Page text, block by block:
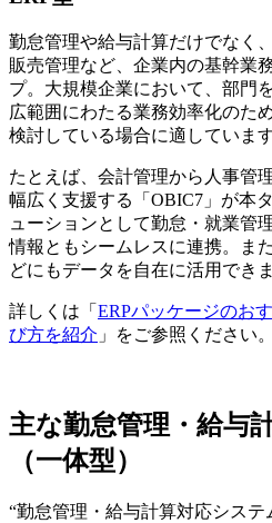
勤怠管理や給与計算だけでなく
販売管理など、企業内の基幹業
プ。大規模企業において、部門
広範囲にわたる業務効率化のた
検討している場合に適しています
たとえば、会計管理から人事管
幅広く支援する「OBIC7」が本
ューションとして勤怠・就業管
情報ともシームレスに連携。ま
どにもデータを自在に活用できま
詳しくは「 ERPパッケージのお
び方を紹介 」をご参照ください。
主な勤怠管理・給与
（一体型）
“勤怠管理・給与計算対応システ